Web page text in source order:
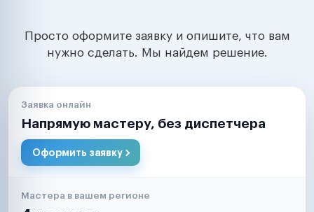
Просто оформите заявку и опишите, что вам
нужно сделать. Мы найдем решение.
Заявка онлайн
Напрямую мастеру, без диспетчера
Оформить заявку
Мастера в вашем регионе